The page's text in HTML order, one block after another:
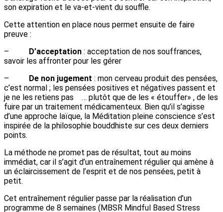
son expiration et le va-et-vient du souffle.
Cette attention en place nous permet ensuite de faire
preuve :
–
D’acceptation : acceptation de nos souffrances,
savoir les affronter pour les gérer
–
De non jugement : mon cerveau produit des pensées,
c’est normal ; les pensées positives et négatives passent et
je ne les retiens pas … plutôt que de les « étouffer» , de les
fuire par un traitement médicamenteux. Bien qu’il s’agisse
d’une approche laïque, la Méditation pleine conscience s’est
inspirée de la philosophie bouddhiste sur ces deux derniers
points.
La méthode ne promet pas de résultat, tout au moins
immédiat, car il s’agit d’un entraînement régulier qui amène à
un éclaircissement de l’esprit et de nos pensées, petit à
petit.
Cet entraînement régulier passe par la réalisation d’un
programme de 8 semaines (MBSR Mindful Based Stress